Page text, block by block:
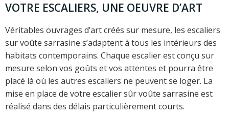
VOTRE ESCALIERS, UNE OEUVRE D’ART
Véritables ouvrages d’art créés sur mesure, les escaliers
sur voûte sarrasine s’adaptent à tous les intérieurs des
habitats contemporains. Chaque escalier est conçu sur
mesure selon vos goûts et vos attentes et pourra être
placé là où les autres escaliers ne peuvent se loger. La
mise en place de votre escalier sûr voûte sarrasine est
réalisé dans des délais particulièrement courts.